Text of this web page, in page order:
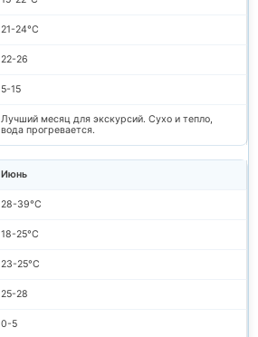
21-24°C
22-26
5-15
Лучший месяц для экскурсий. Сухо и тепло,
вода прогревается.
Июнь
28-39°C
18-25°C
23-25°C
25-28
0-5